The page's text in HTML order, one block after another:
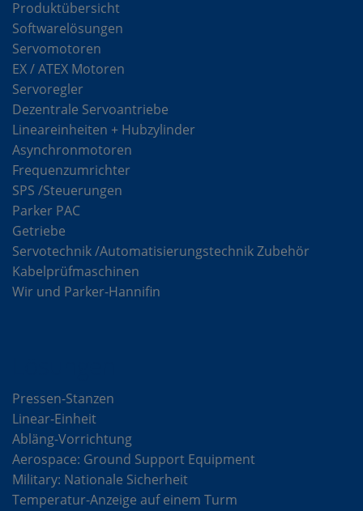
Produktübersicht
Softwarelösungen
Servomotoren
EX / ATEX Motoren
Servoregler
Dezentrale Servoantriebe
Lineareinheiten + Hubzylinder
Asynchronmotoren
Frequenzumrichter
SPS /Steuerungen
Parker PAC
Getriebe
Servotechnik /Automatisierungstechnik Zubehör
Kabelprüfmaschinen
Wir und Parker-Hannifin
Pressen-Stanzen
Linear-Einheit
Abläng-Vorrichtung
Aerospace: Ground Support Equipment
Military: Nationale Sicherheit
Temperatur-Anzeige auf einem Turm